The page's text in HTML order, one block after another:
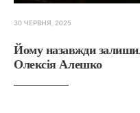
30 ЧЕРВНЯ, 2025
Йому назавжди
Олексія Алешко